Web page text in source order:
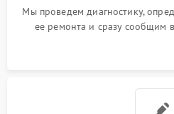
Мы проведем диагностику,
ее ремонта и сразу сообщим